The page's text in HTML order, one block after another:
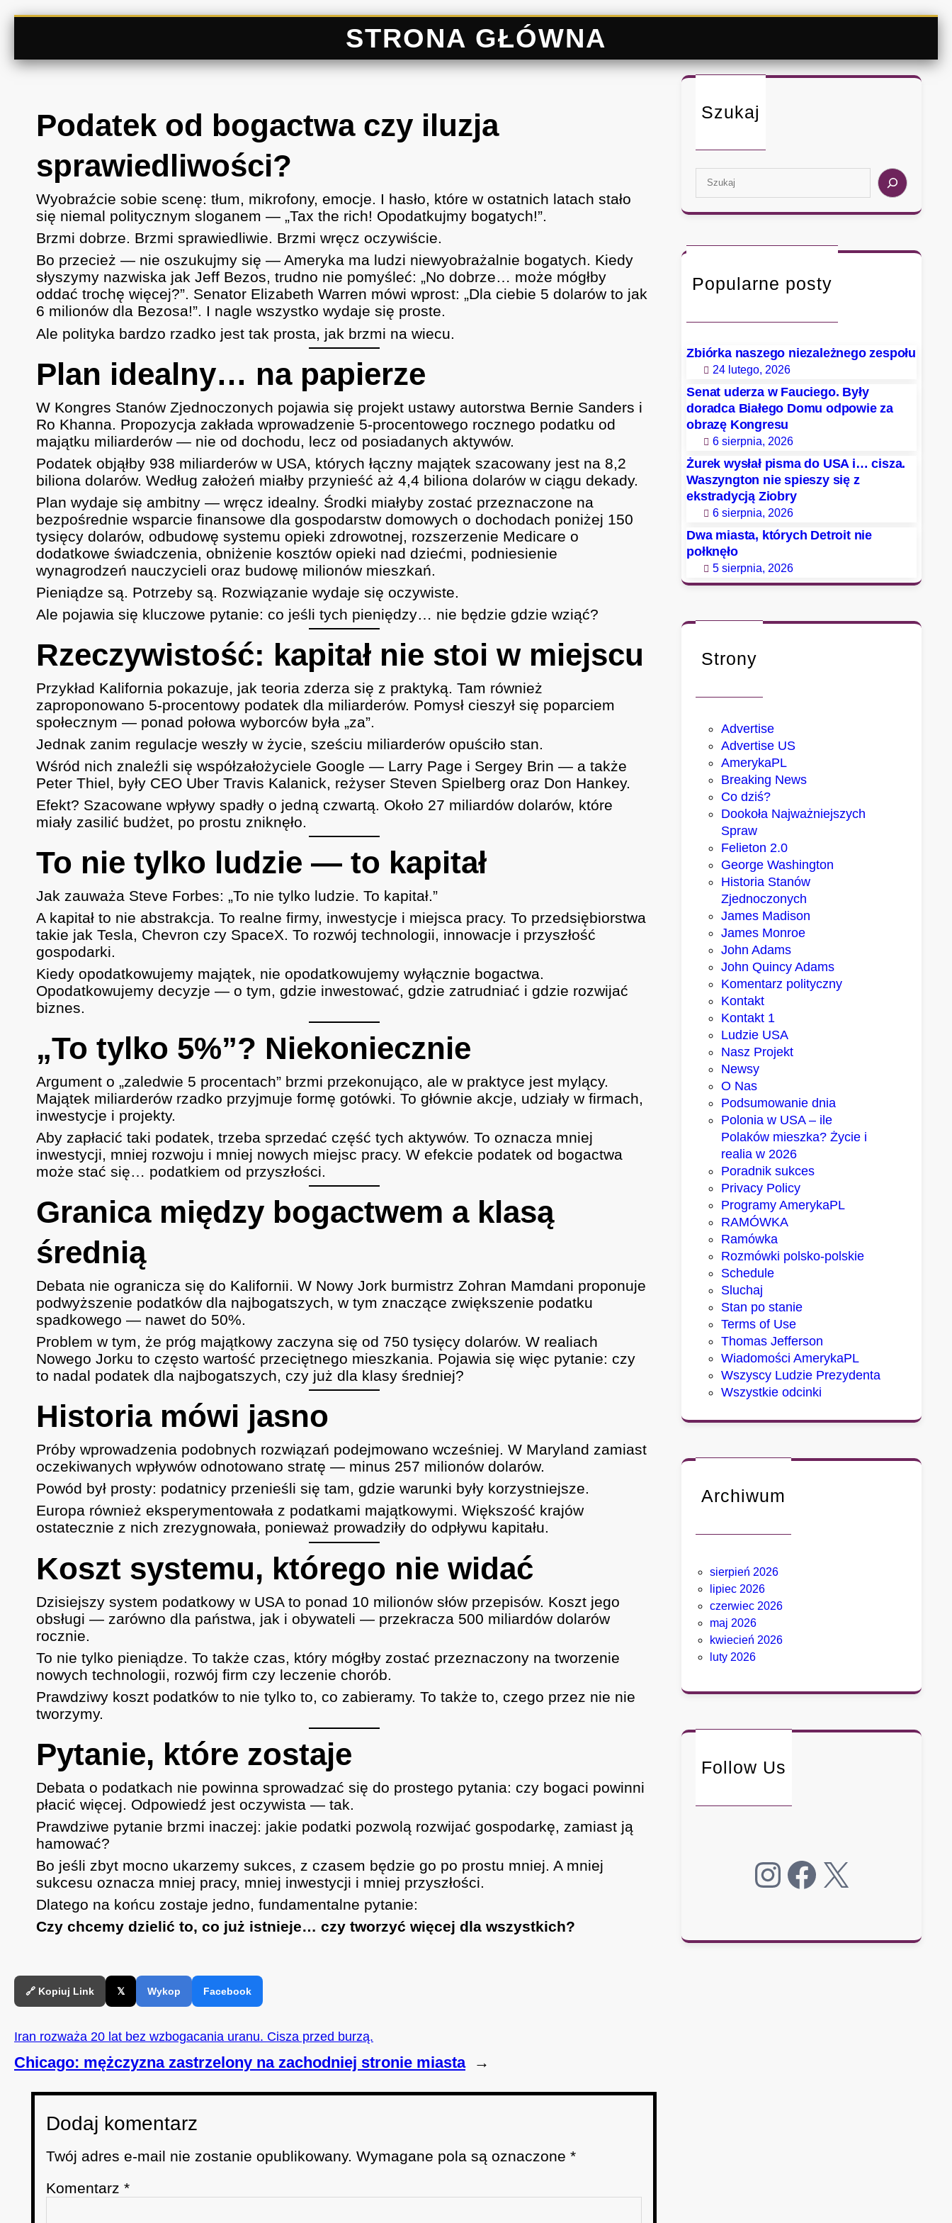
STRONA GŁÓWNA
Podatek od bogactwa czy iluzja
sprawiedliwości?
Wyobraźcie sobie scenę: tłum, mikrofony, emocje. I hasło, które w ostatnich latach stało
się niemal politycznym sloganem — „Tax the rich! Opodatkujmy bogatych!”.
Brzmi dobrze. Brzmi sprawiedliwie. Brzmi wręcz oczywiście.
Bo przecież — nie oszukujmy się — Ameryka ma ludzi niewyobrażalnie bogatych. Kiedy
słyszymy nazwiska jak Jeff Bezos, trudno nie pomyśleć: „No dobrze… może mógłby
oddać trochę więcej?”. Senator Elizabeth Warren mówi wprost: „Dla ciebie 5 dolarów to jak
6 milionów dla Bezosa!”. I nagle wszystko wydaje się proste.
Ale polityka bardzo rzadko jest tak prosta, jak brzmi na wiecu.
Plan idealny… na papierze
W Kongres Stanów Zjednoczonych pojawia się projekt ustawy autorstwa Bernie Sanders i
Ro Khanna. Propozycja zakłada wprowadzenie 5-procentowego rocznego podatku od
majątku miliarderów — nie od dochodu, lecz od posiadanych aktywów.
Podatek objąłby 938 miliarderów w USA, których łączny majątek szacowany jest na 8,2
biliona dolarów. Według założeń miałby przynieść aż 4,4 biliona dolarów w ciągu dekady.
Plan wydaje się ambitny — wręcz idealny. Środki miałyby zostać przeznaczone na
bezpośrednie wsparcie finansowe dla gospodarstw domowych o dochodach poniżej 150
tysięcy dolarów, odbudowę systemu opieki zdrowotnej, rozszerzenie Medicare o
dodatkowe świadczenia, obniżenie kosztów opieki nad dziećmi, podniesienie
wynagrodzeń nauczycieli oraz budowę milionów mieszkań.
Pieniądze są. Potrzeby są. Rozwiązanie wydaje się oczywiste.
Ale pojawia się kluczowe pytanie: co jeśli tych pieniędzy… nie będzie gdzie wziąć?
Rzeczywistość: kapitał nie stoi w miejscu
Przykład Kalifornia pokazuje, jak teoria zderza się z praktyką. Tam również
zaproponowano 5-procentowy podatek dla miliarderów. Pomysł cieszył się poparciem
społecznym — ponad połowa wyborców była „za”.
Jednak zanim regulacje weszły w życie, sześciu miliarderów opuściło stan.
Wśród nich znaleźli się współzałożyciele Google — Larry Page i Sergey Brin — a także
Peter Thiel, były CEO Uber Travis Kalanick, reżyser Steven Spielberg oraz Don Hankey.
Efekt? Szacowane wpływy spadły o jedną czwartą. Około 27 miliardów dolarów, które
miały zasilić budżet, po prostu zniknęło.
To nie tylko ludzie — to kapitał
Jak zauważa Steve Forbes: „To nie tylko ludzie. To kapitał.”
A kapitał to nie abstrakcja. To realne firmy, inwestycje i miejsca pracy. To przedsiębiorstwa
takie jak Tesla, Chevron czy SpaceX. To rozwój technologii, innowacje i przyszłość
gospodarki.
Kiedy opodatkowujemy majątek, nie opodatkowujemy wyłącznie bogactwa.
Opodatkowujemy decyzje — o tym, gdzie inwestować, gdzie zatrudniać i gdzie rozwijać
biznes.
„To tylko 5%”? Niekoniecznie
Argument o „zaledwie 5 procentach” brzmi przekonująco, ale w praktyce jest mylący.
Majątek miliarderów rzadko przyjmuje formę gotówki. To głównie akcje, udziały w firmach,
inwestycje i projekty.
Aby zapłacić taki podatek, trzeba sprzedać część tych aktywów. To oznacza mniej
inwestycji, mniej rozwoju i mniej nowych miejsc pracy. W efekcie podatek od bogactwa
może stać się… podatkiem od przyszłości.
Granica między bogactwem a klasą
średnią
Debata nie ogranicza się do Kalifornii. W Nowy Jork burmistrz Zohran Mamdani proponuje
podwyższenie podatków dla najbogatszych, w tym znaczące zwiększenie podatku
spadkowego — nawet do 50%.
Problem w tym, że próg majątkowy zaczyna się od 750 tysięcy dolarów. W realiach
Nowego Jorku to często wartość przeciętnego mieszkania. Pojawia się więc pytanie: czy
to nadal podatek dla najbogatszych, czy już dla klasy średniej?
Historia mówi jasno
Próby wprowadzenia podobnych rozwiązań podejmowano wcześniej. W Maryland zamiast
oczekiwanych wpływów odnotowano stratę — minus 257 milionów dolarów.
Powód był prosty: podatnicy przenieśli się tam, gdzie warunki były korzystniejsze.
Europa również eksperymentowała z podatkami majątkowymi. Większość krajów
ostatecznie z nich zrezygnowała, ponieważ prowadziły do odpływu kapitału.
Koszt systemu, którego nie widać
Dzisiejszy system podatkowy w USA to ponad 10 milionów słów przepisów. Koszt jego
obsługi — zarówno dla państwa, jak i obywateli — przekracza 500 miliardów dolarów
rocznie.
To nie tylko pieniądze. To także czas, który mógłby zostać przeznaczony na tworzenie
nowych technologii, rozwój firm czy leczenie chorób.
Prawdziwy koszt podatków to nie tylko to, co zabieramy. To także to, czego przez nie nie
tworzymy.
Pytanie, które zostaje
Debata o podatkach nie powinna sprowadzać się do prostego pytania: czy bogaci powinni
płacić więcej. Odpowiedź jest oczywista — tak.
Prawdziwe pytanie brzmi inaczej: jakie podatki pozwolą rozwijać gospodarkę, zamiast ją
hamować?
Bo jeśli zbyt mocno ukarzemy sukces, z czasem będzie go po prostu mniej. A mniej
sukcesu oznacza mniej pracy, mniej inwestycji i mniej przyszłości.
Dlatego na końcu zostaje jedno, fundamentalne pytanie:
Czy chcemy dzielić to, co już istnieje… czy tworzyć więcej dla wszystkich?
🔗 Kopiuj Link 𝕏 Wykop Facebook
Iran rozważa 20 lat bez wzbogacania uranu. Cisza przed burzą.
Chicago: mężczyzna zastrzelony na zachodniej stronie miasta →
Dodaj komentarz
Twój adres e-mail nie zostanie opublikowany. Wymagane pola są oznaczone *
Komentarz *
Szukaj
a
c
Popularne posty
Zbiórka naszego niezależnego zespołu
24 lutego, 2026
Senat uderza w Fauciego. Były
doradca Białego Domu odpowie za
obrazę Kongresu
6 sierpnia, 2026
Żurek wysłał pisma do USA i… cisza.
Waszyngton nie spieszy się z
ekstradycją Ziobry
6 sierpnia, 2026
Dwa miasta, których Detroit nie
połknęło
5 sierpnia, 2026
Strony
Advertise
Advertise US
AmerykaPL
Breaking News
Co dziś?
Dookoła Najważniejszych
Spraw
Felieton 2.0
George Washington
Historia Stanów
Zjednoczonych
James Madison
James Monroe
John Adams
John Quincy Adams
Komentarz polityczny
Kontakt
Kontakt 1
Ludzie USA
Nasz Projekt
Newsy
O Nas
Podsumowanie dnia
Polonia w USA – ile
Polaków mieszka? Życie i
realia w 2026
Poradnik sukces
Privacy Policy
Programy AmerykaPL
RAMÓWKA
Ramówka
Rozmówki polsko-polskie
Schedule
Sluchaj
Stan po stanie
Terms of Use
Thomas Jefferson
Wiadomości AmerykaPL
Wszyscy Ludzie Prezydenta
Wszystkie odcinki
Archiwum
sierpień 2026
lipiec 2026
czerwiec 2026
maj 2026
kwiecień 2026
luty 2026
Follow Us
Instagram Facebook X